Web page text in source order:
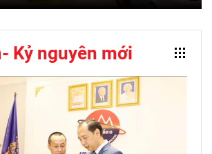
Kỷ nguyên mới